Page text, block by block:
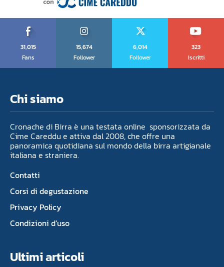
31,015
Fans
15,674
Follower
6,014
Follower
323
Iscritti
Chi siamo
Cronache di Birra è una testata online sponsorizzata da
Cime Careddu e attiva dal 2008, che offre una
panoramica quotidiana sul mondo della birra artigianale
italiana e straniera.
Contatti
Corsi di degustazione
Privacy Policy
Condizioni d’uso
Ultimi articoli